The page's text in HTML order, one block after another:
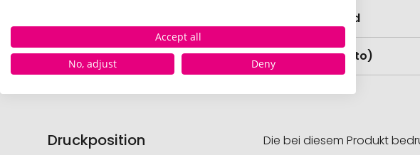
Lagerbestand
Gewicht (netto)
Druckposition Die bei diesem Produkt
Accept all
No, adjust
Deny